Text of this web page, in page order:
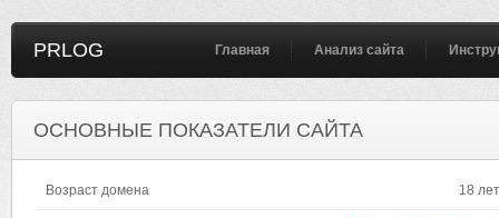
PRLOG Главная Анализ сайта
ОСНОВНЫЕ ПОКАЗАТЕЛИ САЙТА
Возраст домена 18 лет